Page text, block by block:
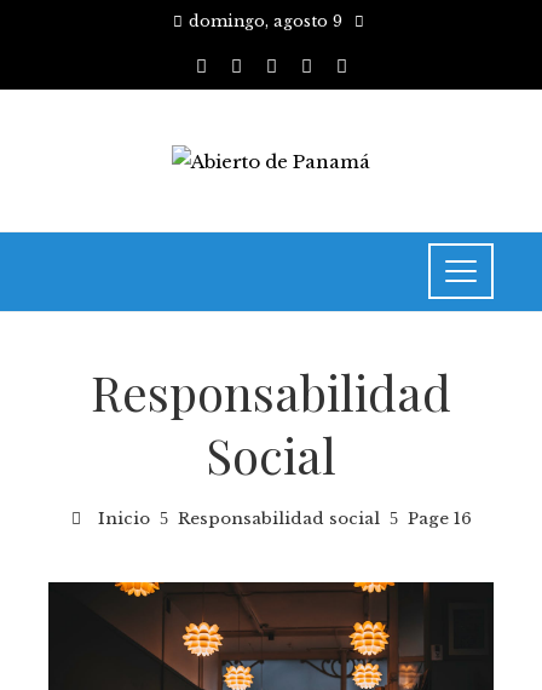
domingo, agosto 9
Responsabilidad
Social
Inicio Responsabilidad social Page 16